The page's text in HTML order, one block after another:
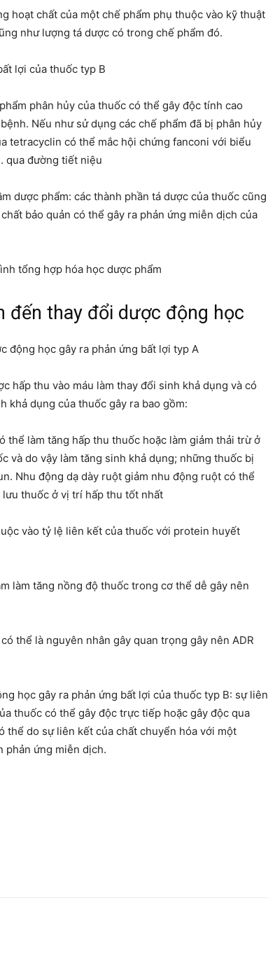
hoạt chất của một chế phẩm phụ thuộc vào kỹ thuật
như lượng tá dược có trong chế phẩm đó.
lợi của thuốc typ B
phân hủy của thuốc có thể gây độc tính cao
Nếu như sử dụng các chế phẩm đã bị phân hủy
tetracyclin có thể mắc hội chứng fanconi với biểu
qua đường tiết niệu
dược phẩm: các thành phần tá dược của thuốc cũng
bảo quản có thể gây ra phản ứng miễn dịch của
tổng hợp hóa học dược phẩm
đến thay đổi dược động học
động học gây ra phản ứng bất lợi typ A
hấp thu vào máu làm thay đổi sinh khả dụng và có
khả dụng của thuốc gây ra bao gồm:
thể làm tăng hấp thu thuốc hoặc làm giảm thải trừ ở
và do vậy làm tăng sinh khả dụng; những thuốc bị
Nhu động dạ dày ruột giảm nhu động ruột có thể
thuốc ở vị trí hấp thu tốt nhất
vào tỷ lệ liên kết của thuốc với protein huyết
làm tăng nồng độ thuốc trong cơ thể dễ gây nên
thể là nguyên nhân gây quan trọng gây nên ADR
học gây ra phản ứng bất lợi của thuốc typ B: sự liên
thuốc có thể gây độc trực tiếp hoặc gây độc qua
thể do sự liên kết của chất chuyển hóa với một
phản ứng miễn dịch.